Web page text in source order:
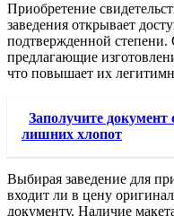
Приобретение
заведения открывает
подтвержденной
предлагающие
что повышает их
Заполучите
лишних хлопот
Выбирая заведение для
входит ли в цену
документу. Наличие